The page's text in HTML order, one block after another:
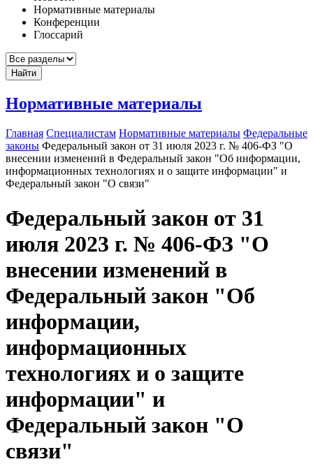
Нормативные материалы
Конференции
Глоссарий
Найти
Нормативные материалы
Главная Специалистам Нормативные материалы Федеральные
законы Федеральный закон от 31 июля 2023 г. № 406-ФЗ "О
внесении изменений в Федеральный закон "Об информации,
информационных технологиях и о защите информации" и
Федеральный закон "О связи"
Федеральный закон от 31
июля 2023 г. № 406-ФЗ "О
внесении изменений в
Федеральный закон "Об
информации,
информационных
технологиях и о защите
информации" и
Федеральный закон "О
связи"